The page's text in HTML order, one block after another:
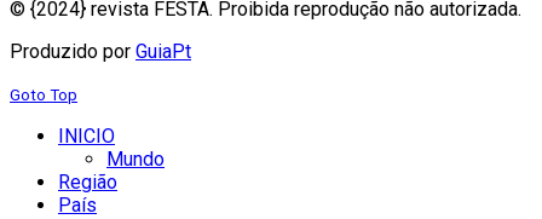
© {2024} revista FESTA. Proibida reprodução não autorizada.
Produzido por GuiaPt
Goto Top
INICIO
Mundo
Região
País